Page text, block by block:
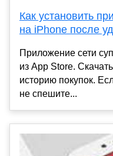
Как установить
на iPhone после
Приложение сети
из App Store.
историю покупок.
не спешите...